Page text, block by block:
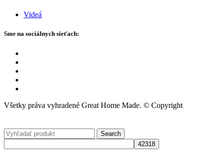
Videá
Sme na sociálnych sieťach:
Všetky práva vyhradené Great Home Made. © Copyright
Search